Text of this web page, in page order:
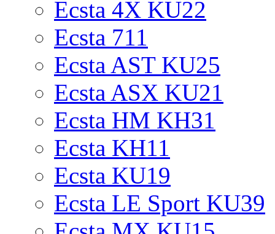
Ecsta 4X KU22
Ecsta 711
Ecsta AST KU25
Ecsta ASX KU21
Ecsta HM KH31
Ecsta KH11
Ecsta KU19
Ecsta LE Sport KU39